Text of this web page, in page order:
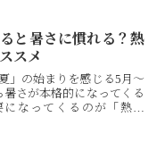
り心地がどのくらい変化
道水」と「地下水」だと
心地に変化があるのか、
多いのではないでしょう
記事では、水風呂の「水
スを当てながら、水風呂
と暑さに慣れる？熱
スメ
」の始まりを感じる5月〜
暑さが本格的になってくる
なってくるのが「熱中